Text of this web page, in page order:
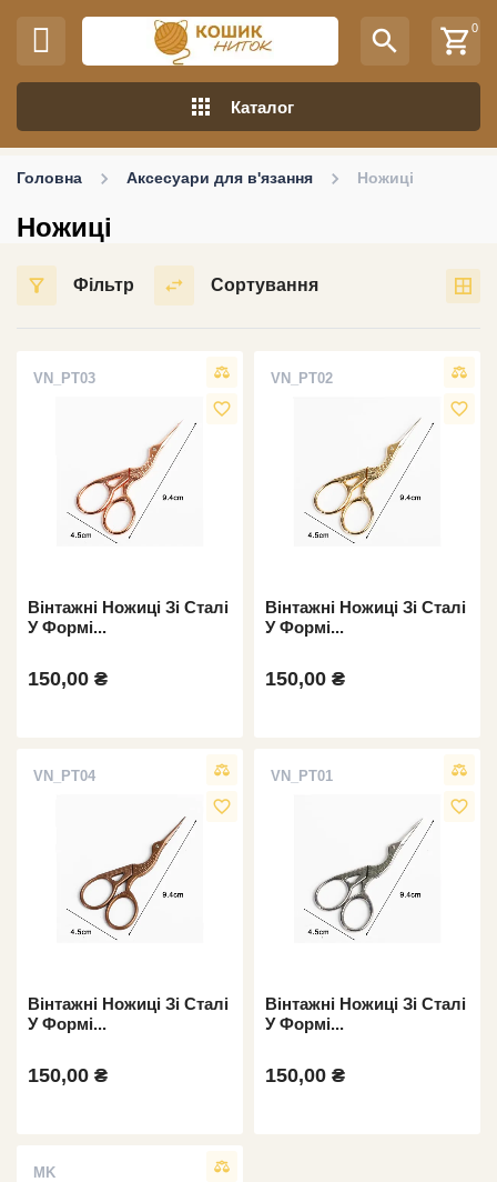
search shopping_cart0
apps Каталог
Головна Аксесуари для в'язання Ножиці
Ножиці
Фільтр Сортування
VN_PT03
favorite_border
Вінтажні Ножиці Зі Сталі
У Формі...
150,00 ₴
VN_PT02
favorite_border
Вінтажні Ножиці Зі Сталі
У Формі...
150,00 ₴
VN_PT04
favorite_border
Вінтажні Ножиці Зі Сталі
У Формі...
150,00 ₴
VN_PT01
favorite_border
Вінтажні Ножиці Зі Сталі
У Формі...
150,00 ₴
MK